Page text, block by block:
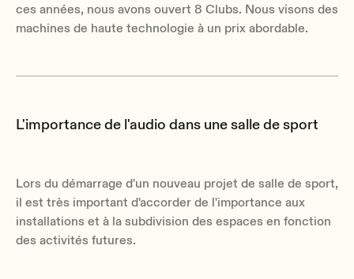
ces années, nous avons ouvert 8 Clubs. Nous visons des
machines de haute technologie à un prix abordable.
L'importance de l'audio dans une salle de sport
Lors du démarrage d'un nouveau projet de salle de sport,
il est très important d'accorder de l'importance aux
installations et à la subdivision des espaces en fonction
des activités futures.